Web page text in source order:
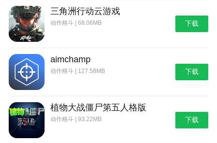
三角洲行动云游戏
动作格斗 | 68.06MB 下载
aimchamp
动作格斗 | 127.58MB 下载
植物大战僵尸第五人格版
动作格斗 | 93.22MB 下载